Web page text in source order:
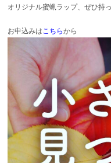
オリジナル蜜蝋ラップ、ぜひ持
お申込みはこちらから